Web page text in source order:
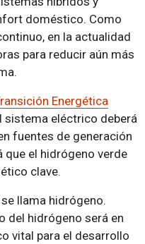
doméstico. Como
en la actualidad
para reducir aún más
Energética
sistema eléctrico deberá
fuentes de generación
que el hidrógeno verde
clave.
llama hidrógeno.
del hidrógeno será en
vital para el desarrollo